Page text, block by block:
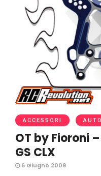
ACCESSORI
OT by Fioroni
GS CLX
6 Giugno 2009